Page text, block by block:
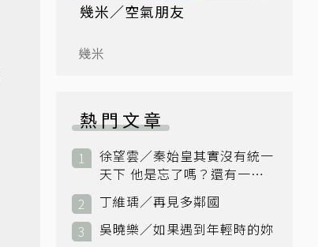
幾米／空氣朋友
幾米
熱門文章
徐望雲／秦始皇其實沒有統一
天下 他是忘了嗎？還有一個
小國：衛國
丁維瑀／再見多鄰國
吳曉樂／如果遇到年輕時的妳